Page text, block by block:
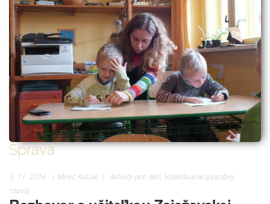
Správa
3. 11. 2016 Mirec Kašiak Aktivity pre deti, Vzdelávanie a osobný
rozvoj